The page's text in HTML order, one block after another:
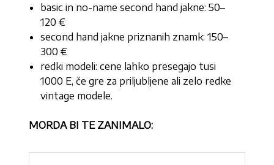
basic in no-name second hand jakne: 50–
120 €
second hand jakne priznanih znamk: 150–
300 €
redki modeli: cene lahko presegajo tusi
1000 E, če gre za priljubljene ali zelo redke
vintage modele.
MORDA BI TE ZANIMALO: